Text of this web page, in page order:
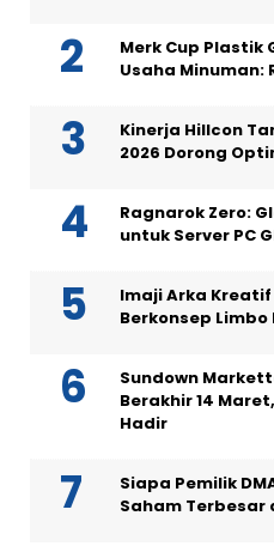
Merk Cup Plastik
Usaha Minuman:
Kinerja Hillcon
2026 Dorong
Ragnarok Zero:
untuk Server PC
Imaji Arka
Berkonsep
Sundown
Berakhir 14
Hadir
Siapa Pemilik
Saham Terbesar